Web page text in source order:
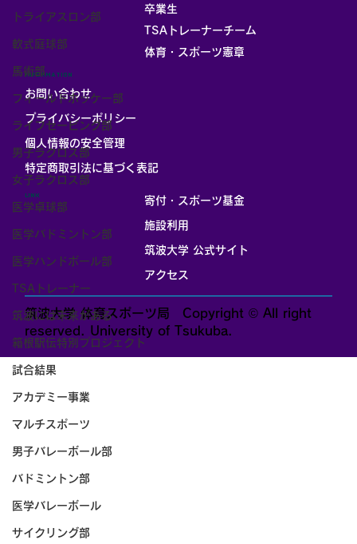
トライアスロン部
軟式庭球部
馬術部
フィールドホッケー部
ライフセービング部
男子ラクロス部
女子ラクロス部
医学卓球部
医学バドミントン部
医学ハンドボール部
TSAトレーナー
筑波には未来がある
箱根駅伝特別プロジェクト
試合結果
アカデミー事業
マルチスポーツ
男子バレーボール部
バドミントン部
医学バレーボール
サイクリング部
卒業生
TSAトレーナーチーム
体育・スポーツ憲章
寄付・スポーツ基金
施設利用
筑波大学 公式サイト
アクセス
LINK
INFORMATION
お問い合わせ
プライバシーポリシー
個人情報の安全管理
​特定商取引法に基づく表記
筑波大学 体育スポーツ局 Copyright © All right
reserved. University of Tsukuba.